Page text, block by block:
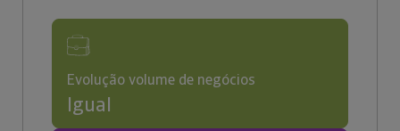
Evolução volume de negócios
Igual